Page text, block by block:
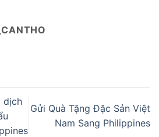
dịch
Gửi Quà Tặng Đặc Sản Việt
Nam Sang Philippines